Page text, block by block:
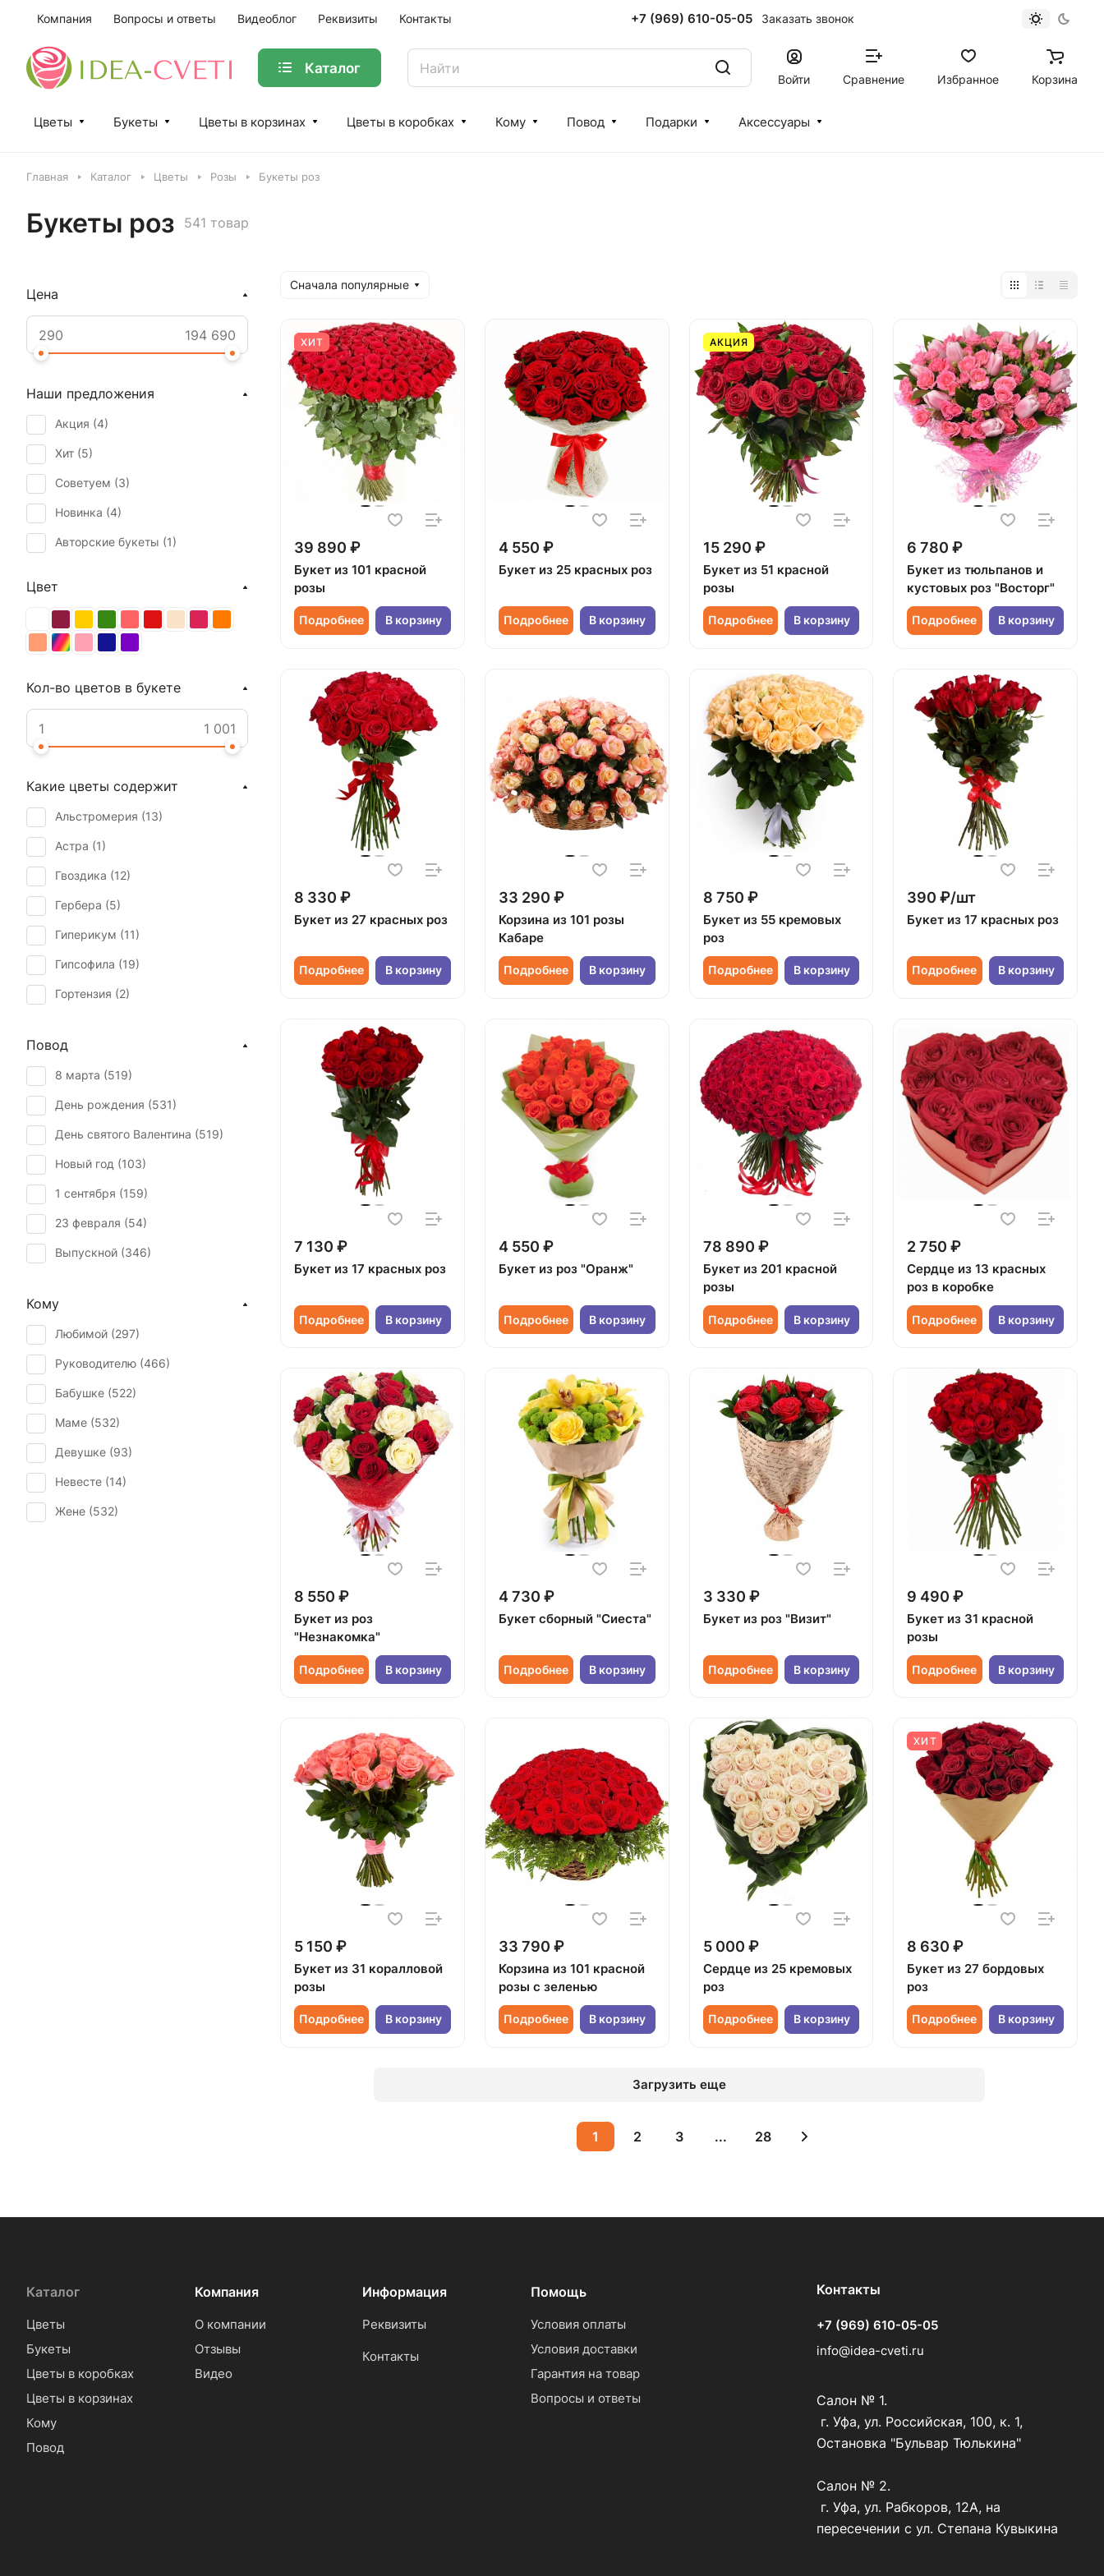
Компания Вопросы и ответы Видеоблог Реквизиты Контакты +7 (969) 610-05-05 Заказать звонок
Каталог
Войти Сравнение Избранное Корзина
Цветы Букеты Цветы в корзинах Цветы в коробках Кому Повод Подарки Аксессуары
Главная Каталог Цветы Розы Букеты роз
Букеты роз 541 товар
Сначала популярные
ХИТ
39 890 ₽
Букет из 101 красной
розы
Подробнее В корзину
4 550 ₽
Букет из 25 красных роз
Подробнее В корзину
АКЦИЯ
15 290 ₽
Букет из 51 красной
розы
Подробнее В корзину
6 780 ₽
Букет из тюльпанов и
кустовых роз "Восторг"
Подробнее В корзину
8 330 ₽
Букет из 27 красных роз
Подробнее В корзину
33 290 ₽
Корзина из 101 розы
Кабаре
Подробнее В корзину
8 750 ₽
Букет из 55 кремовых
роз
Подробнее В корзину
390 ₽/шт
Букет из 17 красных роз
Подробнее В корзину
7 130 ₽
Букет из 17 красных роз
Подробнее В корзину
4 550 ₽
Букет из роз "Оранж"
Подробнее В корзину
78 890 ₽
Букет из 201 красной
розы
Подробнее В корзину
2 750 ₽
Сердце из 13 красных
роз в коробке
Подробнее В корзину
8 550 ₽
Букет из роз
"Незнакомка"
Подробнее В корзину
4 730 ₽
Букет сборный "Сиеста"
Подробнее В корзину
3 330 ₽
Букет из роз "Визит"
Подробнее В корзину
9 490 ₽
Букет из 31 красной
розы
Подробнее В корзину
5 150 ₽
Букет из 31 коралловой
розы
Подробнее В корзину
33 790 ₽
Корзина из 101 красной
розы с зеленью
Подробнее В корзину
5 000 ₽
Сердце из 25 кремовых
роз
Подробнее В корзину
ХИТ
8 630 ₽
Букет из 27 бордовых
роз
Подробнее В корзину
Загрузить еще
1 2 3 ... 28
Цена
Наши предложения
Акция (4)
Хит (5)
Советуем (3)
Новинка (4)
Авторские букеты (1)
Цвет
Кол-во цветов в букете
Какие цветы содержит
Альстромерия (13)
Астра (1)
Гвоздика (12)
Гербера (5)
Гиперикум (11)
Гипсофила (19)
Гортензия (2)
Калла (
Краспедия (2)
Лилия (4)
Маттиола (1 )
Мимоза (2)
Орхидея (14 )
Пион (3)
Подсолнух (1)
Повод
8 марта (519)
День рождения (531)
День святого Валентина (519)
Новый год (103)
1 сентября (159)
23 февраля (54)
Выпускной (346)
День учителя (
Пасха (41 )
Первое свидание (489
Последний звонок (
Рождение ребенка (
Рождество (102
Свадьба ( 6)
Татьянин день (
Кому
Любимой (297)
Руководителю (466)
Бабушке (522)
Маме (532)
Девушке (93)
Невесте (14)
Жене (532)
Каталог
Цветы
Букеты
Цветы в коробках
Цветы в корзинах
Кому
Повод
Компания
О компании
Отзывы
Видео
Информация
Реквизиты
Контакты
Помощь
Условия оплаты
Условия доставки
Гарантия на товар
Вопросы и ответы
Контакты
+7 (969) 610-05-05
info@idea-cveti.ru
Салон № 1.
г. Уфа, ул. Российская, 100, к. 1,
Остановка "Бульвар Тюлькина"
Салон № 2.
г. Уфа, ул. Рабкоров, 12А, на
пересечении с ул. Степана Кувыкина